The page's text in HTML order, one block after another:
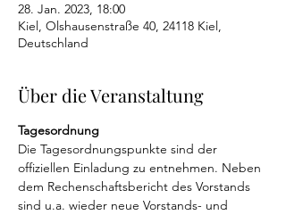
28. Jan. 2023, 18:00
Kiel, Olshausenstraße 40, 24118 Kiel,
Deutschland
Über die Veranstaltung
Tagesordnung
Die Tagesordnungspunkte sind der
offiziellen Einladung zu entnehmen. Neben
dem Rechenschaftsbericht des Vorstands
sind u.a. wieder neue Vorstands- und